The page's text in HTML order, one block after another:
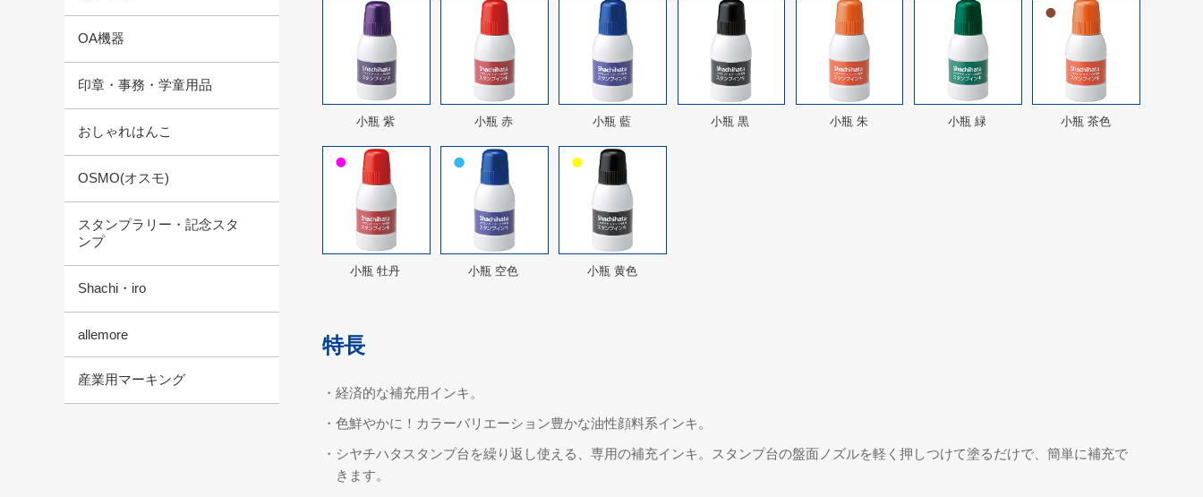
OA機器
印章・事務・学童用品
おしゃれはんこ
OSMO(オスモ)
スタンプラリー・記念スタ
ンプ
Shachi・iro
allemore
産業用マーキング
小瓶 紫 小瓶 赤 小瓶 藍 小瓶 黒 小瓶 朱 小瓶 緑 小瓶 茶色
小瓶 牡丹 小瓶 空色 小瓶 黄色
特長
・経済的な補充用インキ。
・色鮮やかに！カラーバリエーション豊かな油性顔料系インキ。
・シヤチハタスタンプ台を繰り返し使える、専用の補充インキ。スタンプ台の盤面ノズルを軽く押しつけて塗るだけで、簡単に補充で
きます。